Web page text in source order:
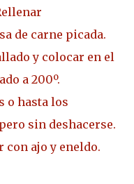
de carne picada.
y colocar en el
a 200º.
o hasta los
sin deshacerse.
con ajo y eneldo.